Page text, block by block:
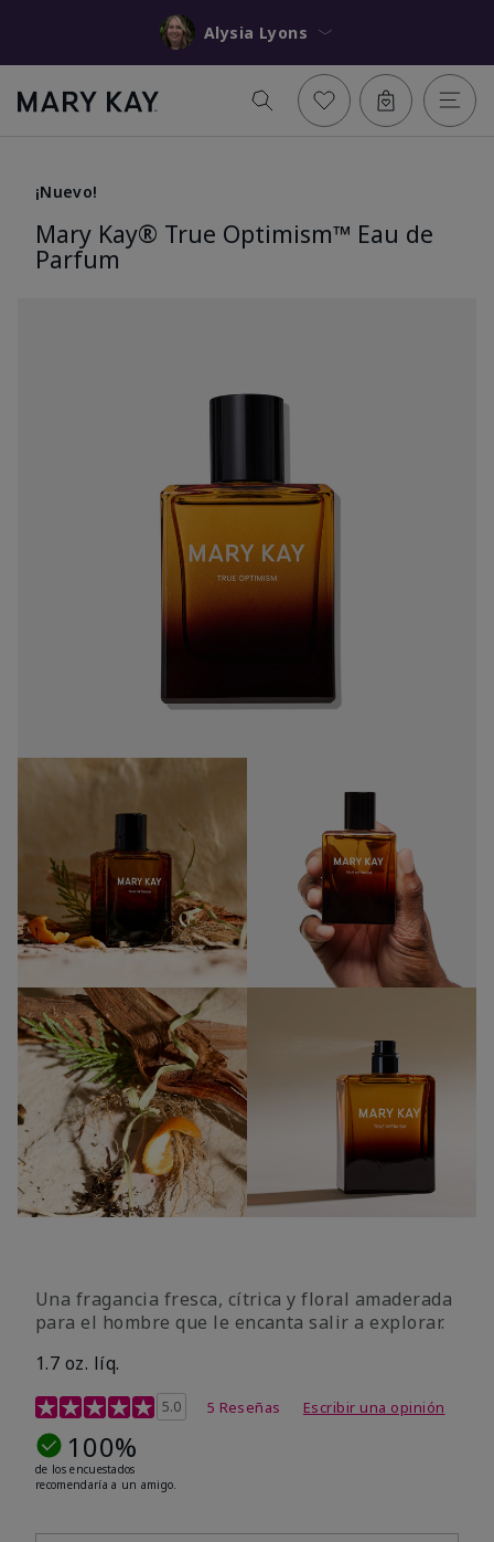
Alysia Lyons
¡Nuevo!
Mary Kay® True Optimism™ Eau de
Parfum
Una fragancia fresca, cítrica y floral amaderada
para el hombre que le encanta salir a explorar.
1.7 oz. líq.
Calificación de clientes de 3,4 de 5
5.0 5 Reseñas Escribir una opinión
100%
de los encuestados
recomendaría a un amigo.